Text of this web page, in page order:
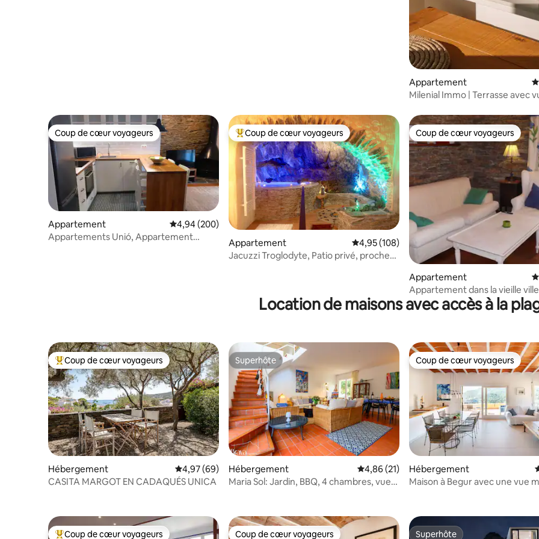
Appartement
Milenial Immo | Terrasse avec
Coup de cœur voyageurs
Coup de cœur voyageurs
Appartement Évaluation moyenne sur la base de 200 commentaires : 4,94 sur 5
4,94 (200)
Appartements Unió, Appartement
Coups de cœur voyageurs les plus appréciés
Coup de cœur voyageurs
Appartement Évaluation moyenne sur la base de 108
4,95 (108)
Jacuzzi Troglodyte, Patio privé, proche
Coup de cœur voyageurs
Coup de cœur voyageurs
Appartement
Appartement dans la vieille
Cadaqués
Location de maisons avec accès à la
Coups de cœur voyageurs les plus appréciés
Coup de cœur voyageurs
Hébergement Évaluation moyenne sur la base de 69 commentaires : 4,97 sur 5
4,97 (69)
CASITA MARGOT EN CADAQUÉS UNICA
Superhôte
Superhôte
Hébergement Évaluation moyenne sur la base de 21
4,86 (21)
Maria Sol: Jardin, BBQ, 4 chambres, vue
Coup de cœur voyageurs
Coup de cœur voyageurs
Hébergement
Maison à Begur avec une vue
Coup de cœur voyageurs Coup de cœur voyageurs Superhôte